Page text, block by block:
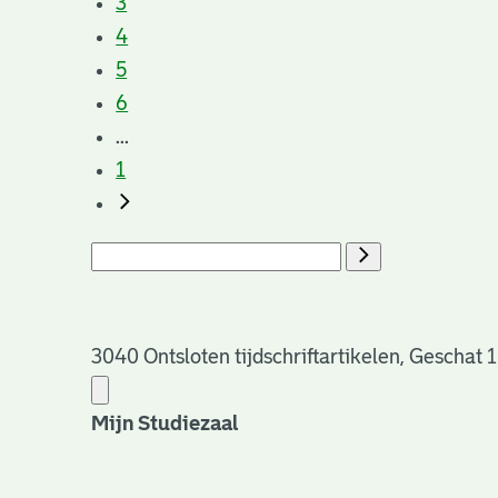
4
5
6
...
1
3040 Ontsloten tijdschriftartikelen, Geschat
Mijn Studiezaal